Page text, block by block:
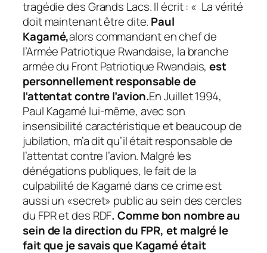
tragédie des Grands Lacs. Il écrit : « La vérité
doit maintenant être dite. Paul
Kagamé,alors commandant en chef de
l’Armée Patriotique Rwandaise, la branche
armée du Front Patriotique Rwandais,est
personnellement responsable de
l’attentat contre l’avion.En Juillet 1994,
Paul Kagamé lui-même, avec son
insensibilité caractéristique et beaucoup de
jubilation, m’a dit qu’il était responsable de
l’attentat contre l’avion. Malgré les
dénégations publiques, le fait de la
culpabilité de Kagamé dans ce crime est
aussi un «secret» public au sein des cercles
du FPR et des RDF. Comme bon nombre au
sein de la direction du FPR, et malgré le
fait que je savais que Kagamé était